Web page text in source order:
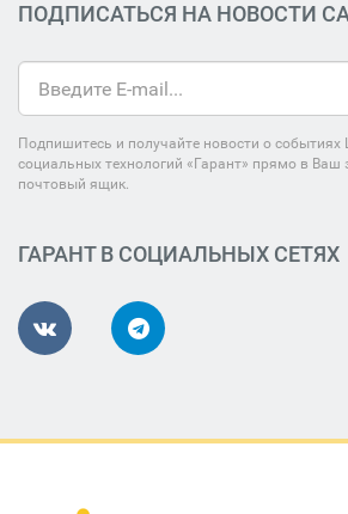
ПОДПИСАТЬСЯ НА НОВОСТИ
Подпишитесь и получайте новости о событиях
социальных технологий «Гарант» прямо в Ваш
почтовый ящик.
ГАРАНТ В СОЦИАЛЬНЫХ СЕТЯХ